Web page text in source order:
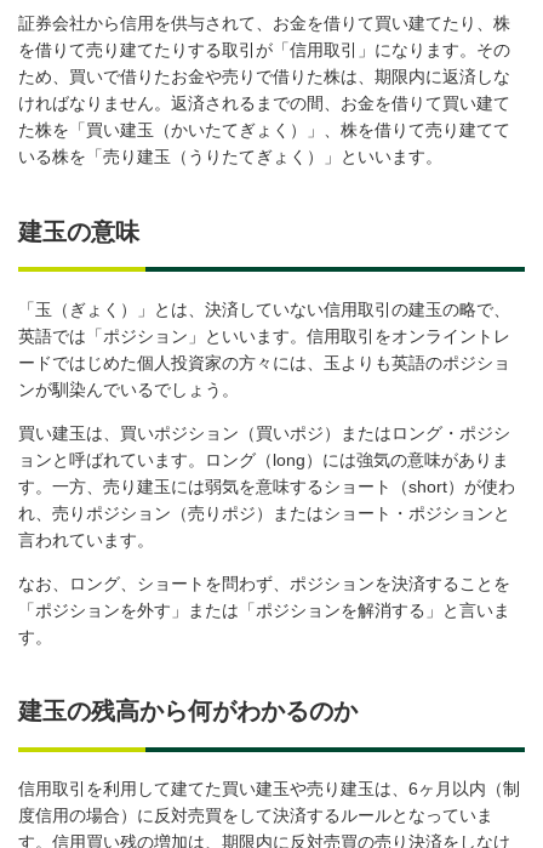
証券会社から信用を供与されて、お金を借りて買い建てたり、株
を借りて売り建てたりする取引が「信用取引」になります。その
ため、買いで借りたお金や売りで借りた株は、期限内に返済しな
ければなりません。返済されるまでの間、お金を借りて買い建て
た株を「買い建玉（かいたてぎょく）」、株を借りて売り建てて
いる株を「売り建玉（うりたてぎょく）」といいます。
建玉の意味
「玉（ぎょく）」とは、決済していない信用取引の建玉の略で、
英語では「ポジション」といいます。信用取引をオンライントレ
ードではじめた個人投資家の方々には、玉よりも英語のポジショ
ンが馴染んでいるでしょう。
買い建玉は、買いポジション（買いポジ）またはロング・ポジシ
ョンと呼ばれています。ロング（long）には強気の意味がありま
す。一方、売り建玉には弱気を意味するショート（short）が使わ
れ、売りポジション（売りポジ）またはショート・ポジションと
言われています。
なお、ロング、ショートを問わず、ポジションを決済することを
「ポジションを外す」または「ポジションを解消する」と言いま
す。
建玉の残高から何がわかるのか
信用取引を利用して建てた買い建玉や売り建玉は、6ヶ月以内（制
度信用の場合）に反対売買をして決済するルールとなっていま
す。信用買い残の増加は、期限内に反対売買の売り決済をしなけ